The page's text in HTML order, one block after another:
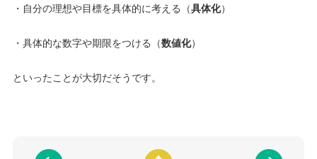
・自分の理想や目標を具体的に考える（具体化）
・具体的な数字や期限をつける（数値化）
といったことが大切だそうです。